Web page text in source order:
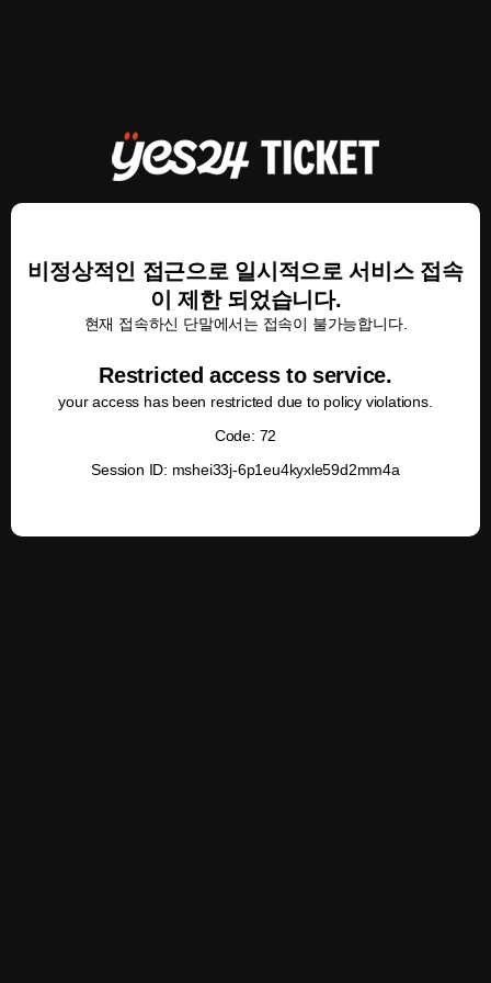
비정상적인 접근으로 일시적으로 서비스 접속
이 제한 되었습니다.
현재 접속하신 단말에서는 접속이 불가능합니다.
Restricted access to service.
your access has been restricted due to policy violations.
Code: 72
Session ID: mshei33j-6p1eu4kyxle59d2mm4a